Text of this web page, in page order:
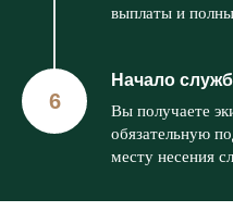
выплаты и
Начало
Вы получаете
обязательную
месту несения